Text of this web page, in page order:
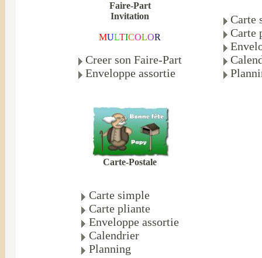
Faire-Part
Invitation
MULTICOLOR
Creer son Faire-Part
Enveloppe assortie
Carte
Carte
Carte-Postale
Carte simple
Carte pliante
Enveloppe assortie
Calendrier
Planning